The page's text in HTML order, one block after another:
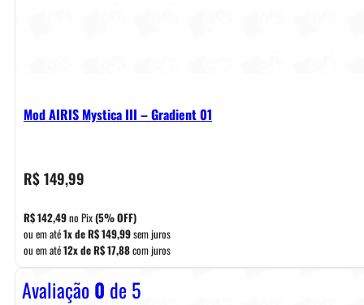
Mod AIRIS Mystica III – Gradient 01
R$149,99
R$142,49no Pix(5% OFF)
ou em até1x deR$149,99sem juros
ou em até12x deR$17,88com juros
Avaliação0 de 5